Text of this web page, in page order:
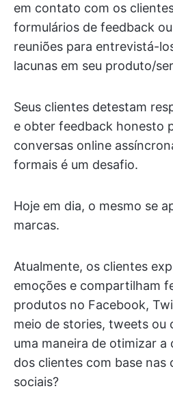
em contato com os
formulários de feedback
reuniões para entrevistá-
lacunas em seu produto/
Seus clientes detestam
e obter feedback honesto
conversas online
formais é um desafio.
Hoje em dia, o mesmo se
marcas.
Atualmente, os clientes
emoções e compartilham
produtos no Facebook,
meio de stories, tweets ou
uma maneira de otimizar a
dos clientes com base nas
sociais?